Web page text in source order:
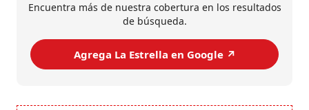
Encuentra más de nuestra cobertura en los resultados
de búsqueda.
Agrega La Estrella en Google ↗️